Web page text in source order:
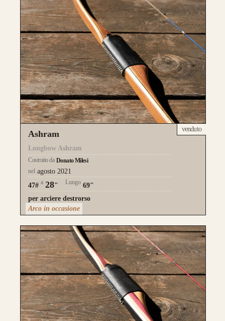
Ashram
Longbow Ashram
Costruito da Donato Milesi
nel agosto 2021
47# a 28" Lungo 69"
per arciere destrorso
venduto
Arco in occasione